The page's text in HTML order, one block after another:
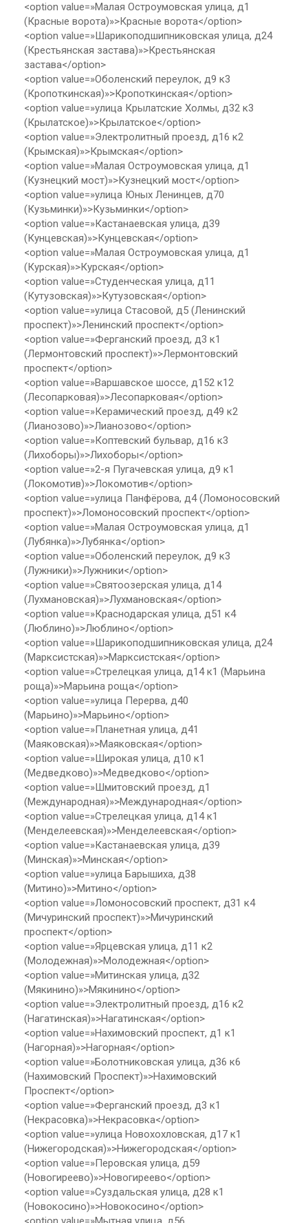
<option value=»Малая Остроумовская улица, д1
(Красные ворота)»>Красные ворота</option>
<option value=»Шарикоподшипниковская улица, д24
(Крестьянская застава)»>Крестьянская
застава</option>
<option value=»Оболенский переулок, д9 к3
(Кропоткинская)»>Кропоткинская</option>
<option value=»улица Крылатские Холмы, д32 к3
(Крылатское)»>Крылатское</option>
<option value=»Электролитный проезд, д16 к2
(Крымская)»>Крымская</option>
<option value=»Малая Остроумовская улица, д1
(Кузнецкий мост)»>Кузнецкий мост</option>
<option value=»улица Юных Ленинцев, д70
(Кузьминки)»>Кузьминки</option>
<option value=»Кастанаевская улица, д39
(Кунцевская)»>Кунцевская</option>
<option value=»Малая Остроумовская улица, д1
(Курская)»>Курская</option>
<option value=»Студенческая улица, д11
(Кутузовская)»>Кутузовская</option>
<option value=»улица Стасовой, д5 (Ленинский
проспект)»>Ленинский проспект</option>
<option value=»Ферганский проезд, д3 к1
(Лермонтовский проспект)»>Лермонтовский
проспект</option>
<option value=»Варшавское шоссе, д152 к12
(Лесопарковая)»>Лесопарковая</option>
<option value=»Керамический проезд, д49 к2
(Лианозово)»>Лианозово</option>
<option value=»Коптевский бульвар, д16 к3
(Лихоборы)»>Лихоборы</option>
<option value=»2-я Пугачевская улица, д9 к1
(Локомотив)»>Локомотив</option>
<option value=»улица Панфёрова, д4 (Ломоносовский
проспект)»>Ломоносовский проспект</option>
<option value=»Малая Остроумовская улица, д1
(Лубянка)»>Лубянка</option>
<option value=»Оболенский переулок, д9 к3
(Лужники)»>Лужники</option>
<option value=»Святоозерская улица, д14
(Лухмановская)»>Лухмановская</option>
<option value=»Краснодарская улица, д51 к4
(Люблино)»>Люблино</option>
<option value=»Шарикоподшипниковская улица, д24
(Марксистская)»>Марксистская</option>
<option value=»Стрелецкая улица, д14 к1 (Марьина
роща)»>Марьина роща</option>
<option value=»улица Перерва, д40
(Марьино)»>Марьино</option>
<option value=»Планетная улица, д41
(Маяковская)»>Маяковская</option>
<option value=»Широкая улица, д10 к1
(Медведково)»>Медведково</option>
<option value=»Шмитовский проезд, д1
(Международная)»>Международная</option>
<option value=»Стрелецкая улица, д14 к1
(Менделеевская)»>Менделеевская</option>
<option value=»Кастанаевская улица, д39
(Минская)»>Минская</option>
<option value=»улица Барышиха, д38
(Митино)»>Митино</option>
<option value=»Ломоносовский проспект, д31 к4
(Мичуринский проспект)»>Мичуринский
проспект</option>
<option value=»Ярцевская улица, д11 к2
(Молодежная)»>Молодежная</option>
<option value=»Митинская улица, д32
(Мякинино)»>Мякинино</option>
<option value=»Электролитный проезд, д16 к2
(Нагатинская)»>Нагатинская</option>
<option value=»Нахимовский проспект, д1 к1
(Нагорная)»>Нагорная</option>
<option value=»Болотниковская улица, д36 к6
(Нахимовский Проспект)»>Нахимовский
Проспект</option>
<option value=»Ферганский проезд, д3 к1
(Некрасовка)»>Некрасовка</option>
<option value=»улица Новохохловская, д17 к1
(Нижегородская)»>Нижегородская</option>
<option value=»Перовская улица, д59
(Новогиреево)»>Новогиреево</option>
<option value=»Суздальская улица, д28 к1
(Новокосино)»>Новокосино</option>